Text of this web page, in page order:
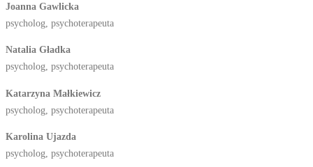
Joanna Gawlicka
psycholog, psychoterapeuta
Natalia Gładka
psycholog, psychoterapeuta
Katarzyna Małkiewicz
psycholog, psychoterapeuta
Karolina Ujazda
psycholog, psychoterapeuta